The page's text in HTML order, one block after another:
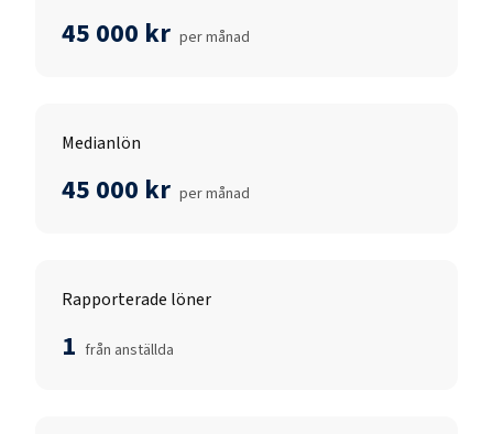
45 000 kr per månad
Medianlön
45 000 kr per månad
Rapporterade löner
1 från anställda